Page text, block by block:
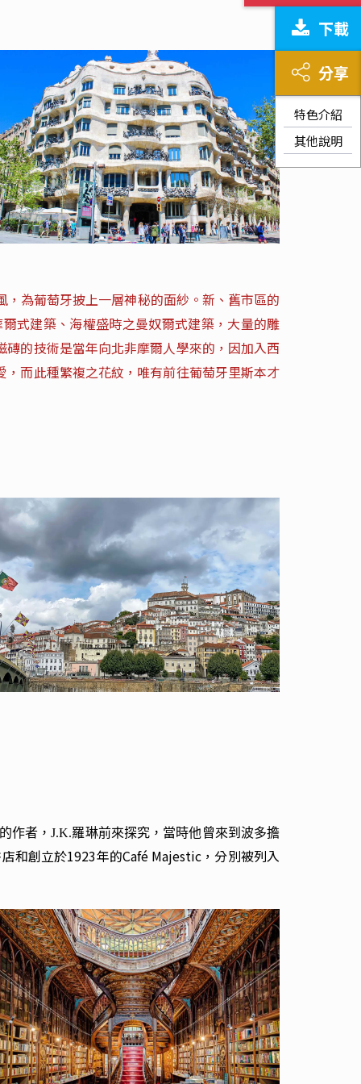
下載
分享
特色介紹
其他說明
為葡萄牙披上一層神秘的面紗。新、舊市區的
式建築、海權盛時之曼奴爾式建築，大量的雕
的技術是當年向北非摩爾人學來的，因加入西
而此種繁複之花紋，唯有前往葡萄牙里斯本才
作者，J.K.羅琳前來探究，當時他曾來到波多擔
和創立於1923年的Café Majestic，分別被列入